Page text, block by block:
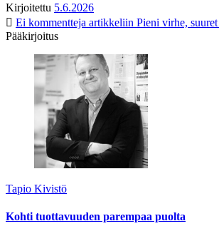
Kirjoitettu 5.6.2026
Ei kommentteja artikkeliin Pieni virhe,
Pääkirjoitus
Tapio Kivistö
Kohti tuottavuuden parempaa puolta